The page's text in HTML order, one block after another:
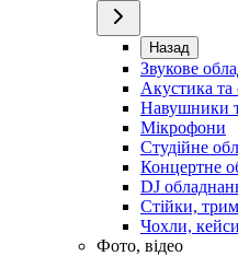
Назад
Звукове
Акустика та
Навушники
Мікрофони
Студійне
Концертне
DJ
Стійки,
Чохли,
Фото, відео